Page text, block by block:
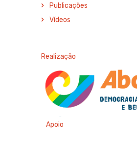
Publicações
Vídeos
Realização
Apoio